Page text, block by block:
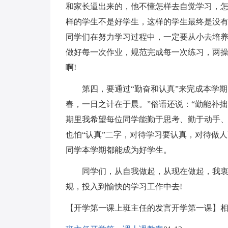
和家长逼出来的，他不懂怎样去自觉学习，
样的学生不是好学生，这样的学生最终是没
同学们在努力学习过程中，一定要从小去培
做好每一次作业，规范完成每一次练习，两
啊!
第四，要通过“勤奋和认真”来完成本学期
春，一日之计在于晨。”俗语还说：“勤能补
期里我希望每位同学能勤于思考、勤于动手
也怕“认真”二字，对待学习要认真，对待做
同学本学期都能成为好学生。
同学们，从自我做起，从现在做起，我衷
规，投入到愉快的学习工作中去!
【开学第一课上班主任的发言开学第一课】